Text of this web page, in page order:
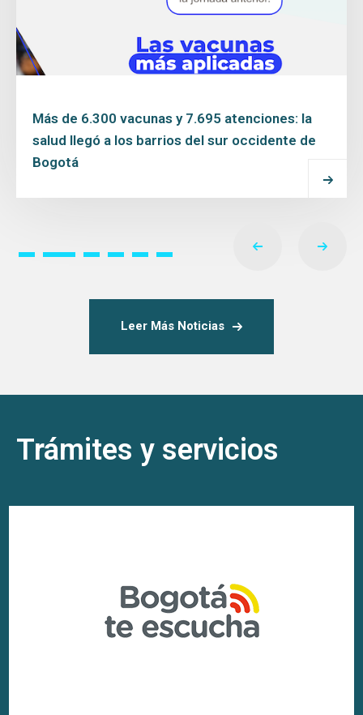
atenciones: la
occidente de
La Selección de las
sus jugadores: llegó el
Leer Más Noticias
Trámites y servicios